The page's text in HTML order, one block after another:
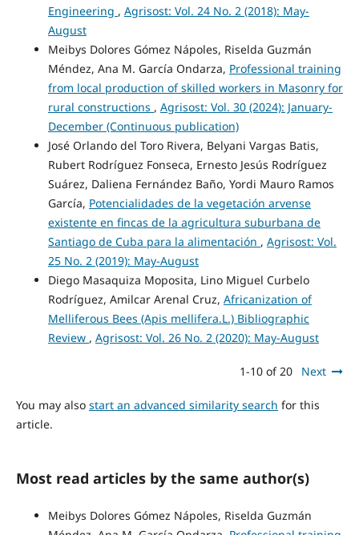
Engineering , Agrisost: Vol. 24 No. 2 (2018): May-
August
Meibys Dolores Gómez Nápoles, Riselda Guzmán
Méndez, Ana M. García Ondarza, Professional training
from local production of skilled workers in Masonry for
rural constructions , Agrisost: Vol. 30 (2024): January-
December (Continuous publication)
José Orlando del Toro Rivera, Belyani Vargas Batis,
Rubert Rodríguez Fonseca, Ernesto Jesús Rodríguez
Suárez, Daliena Fernández Baño, Yordi Mauro Ramos
García, Potencialidades de la vegetación arvense
existente en fincas de la agricultura suburbana de
Santiago de Cuba para la alimentación , Agrisost: Vol.
25 No. 2 (2019): May-August
Diego Masaquiza Moposita, Lino Miguel Curbelo
Rodríguez, Amilcar Arenal Cruz, Africanization of
Melliferous Bees (Apis mellifera.L.) Bibliographic
Review , Agrisost: Vol. 26 No. 2 (2020): May-August
1-10 of 20 Next
You may also start an advanced similarity search for this
article.
Most read articles by the same author(s)
Meibys Dolores Gómez Nápoles, Riselda Guzmán